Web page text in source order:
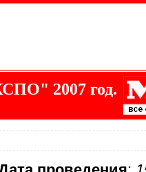
2007 год.